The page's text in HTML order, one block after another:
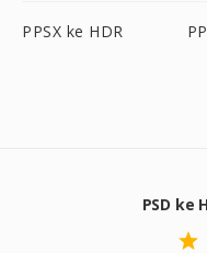
PPSX ke HDR
PSD ke